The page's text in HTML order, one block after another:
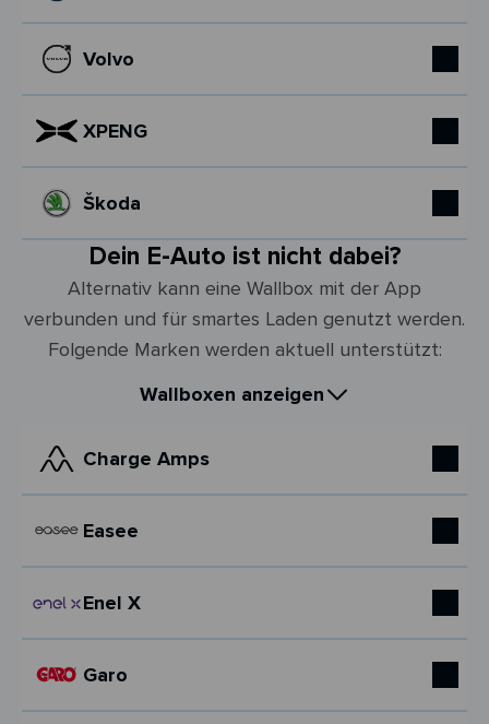
Volvo
XPENG
Škoda
Dein E-Auto ist nicht dabei?
Alternativ kann eine Wallbox mit der App
verbunden und für smartes Laden genutzt werden.
Folgende Marken werden aktuell unterstützt:
Wallboxen anzeigen
Charge Amps
Easee
Enel X
Garo